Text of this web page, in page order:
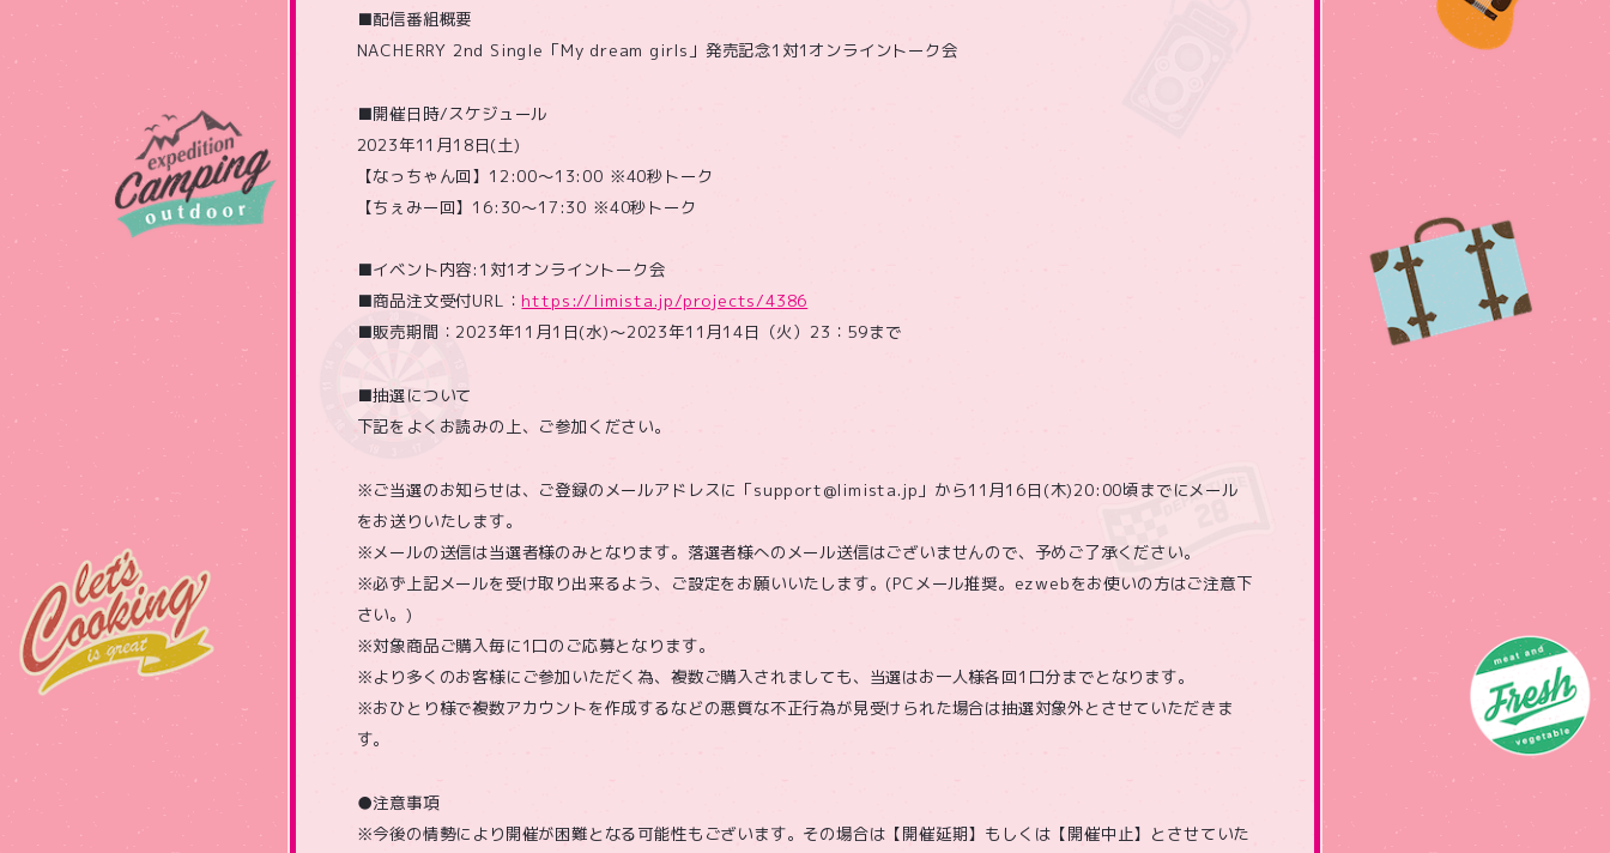
■配信番組概要
NACHERRY 2nd Single「My dream girls」発売記念1対1オンライントーク会
■開催日時/スケジュール
2023年11月18日(土)
【なっちゃん回】12:00～13:00 ※40秒トーク
【ちぇみー回】16:30～17:30 ※40秒トーク
■イベント内容:1対1オンライントーク会
■商品注文受付URL： https://limista.jp/projects/4386
■販売期間：2023年11月1日(水)～2023年11月14日（火）23：59まで
■抽選について
下記をよくお読みの上、ご参加ください。
※ご当選のお知らせは、ご登録のメールアドレスに「support@limista.jp」から11月16日(木)20:00頃までにメール
をお送りいたします。
※メールの送信は当選者様のみとなります。落選者様へのメール送信はございませんので、予めご了承ください。
※必ず上記メールを受け取り出来るよう、ご設定をお願いいたします。(PCメール推奨。ezwebをお使いの方はご注意下
さい。)
※対象商品ご購入毎に1口のご応募となります。
※より多くのお客様にご参加いただく為、複数ご購入されましても、当選はお一人様各回1口分までとなります。
※おひとり様で複数アカウントを作成するなどの悪質な不正行為が見受けられた場合は抽選対象外とさせていただきま
す。
●注意事項
※今後の情勢により開催が困難となる可能性もございます。その場合は【開催延期】もしくは【開催中止】とさせていた